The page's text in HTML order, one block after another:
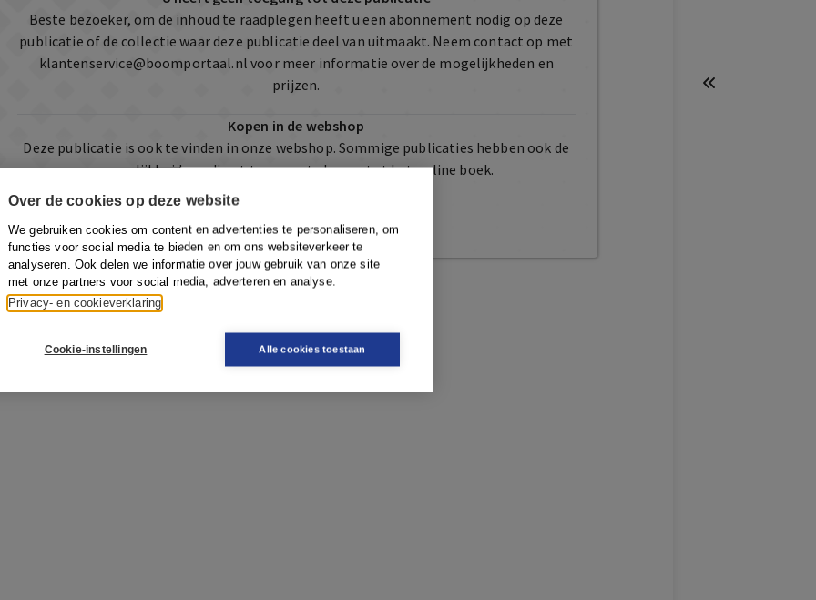
Over de cookies op deze website
We gebruiken cookies om content en advertenties te personaliseren, om
functies voor social media te bieden en om ons websiteverkeer te
analyseren. Ook delen we informatie over jouw gebruik van onze site
met onze partners voor social media, adverteren en analyse.
Privacy- en cookieverklaring
Cookie-instellingen Alle cookies toestaan
Beste bezoeker, om de inhoud te raadplegen heeft u een abonnement nodig op deze
publicatie of de collectie waar deze publicatie deel van uitmaakt. Neem contact op met
klantenservice@boomportaal.nl voor meer informatie over de mogelijkheden en
prijzen.
Kopen in de webshop
Deze publicatie is ook te vinden in onze webshop. Sommige publicaties hebben ook de
mogelijkheid om direct toegang te kopen tot het online boek.